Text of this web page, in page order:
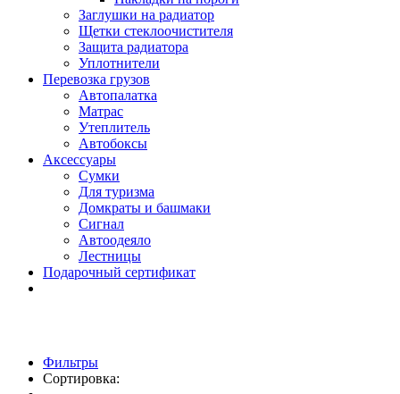
Заглушки на радиатор
Щетки стеклоочистителя
Защита радиатора
Уплотнители
Перевозка грузов
Автопалатка
Матрас
Утеплитель
Автобоксы
Аксессуары
Сумки
Для туризма
Домкраты и башмаки
Сигнал
Автоодеяло
Лестницы
Подарочный сертификат
Фильтры
Сортировка: